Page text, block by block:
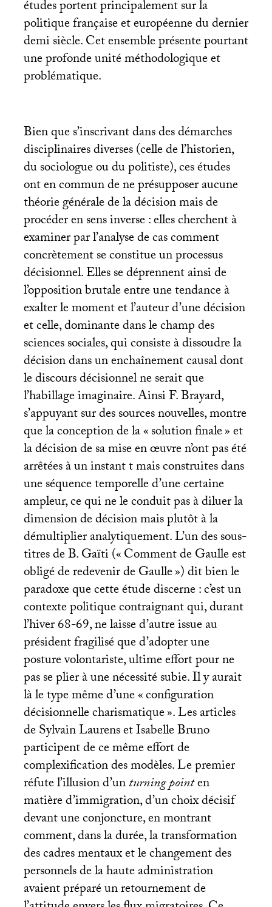
études portent principalement sur la
politique française et européenne du dernier
demi siècle. Cet ensemble présente pourtant
une profonde unité méthodologique et
problématique.
Bien que s’inscrivant dans des démarches
disciplinaires diverses (celle de l’historien,
du sociologue ou du politiste), ces études
ont en commun de ne présupposer aucune
théorie générale de la décision mais de
procéder en sens inverse : elles cherchent à
examiner par l’analyse de cas comment
concrètement se constitue un processus
décisionnel. Elles se déprennent ainsi de
l’opposition brutale entre une tendance à
exalter le moment et l’auteur d’une décision
et celle, dominante dans le champ des
sciences sociales, qui consiste à dissoudre la
décision dans un enchaînement causal dont
le discours décisionnel ne serait que
l’habillage imaginaire. Ainsi F. Brayard,
s’appuyant sur des sources nouvelles, montre
que la conception de la «solution finale» et
la décision de sa mise en œuvre n’ont pas été
arrêtées à un instant t mais construites dans
une séquence temporelle d’une certaine
ampleur, ce qui ne le conduit pas à diluer la
dimension de décision mais plutôt à la
démultiplier analytiquement. L’un des sous-
titres de B. Gaïti («Comment de Gaulle est
obligé de redevenir de Gaulle») dit bien le
paradoxe que cette étude discerne : c’est un
contexte politique contraignant qui, durant
l’hiver 68-69, ne laisse d’autre issue au
président fragilisé que d’adopter une
posture volontariste, ultime effort pour ne
pas se plier à une nécessité subie. Il y aurait
là le type même d’une «configuration
décisionnelle charismatique». Les articles
de Sylvain Laurens et Isabelle Bruno
participent de ce même effort de
complexification des modèles. Le premier
réfute l’illusion d’unturning pointen
matière d’immigration, d’un choix décisif
devant une conjoncture, en montrant
comment, dans la durée, la transformation
des cadres mentaux et le changement des
personnels de la haute administration
avaient préparé un retournement de